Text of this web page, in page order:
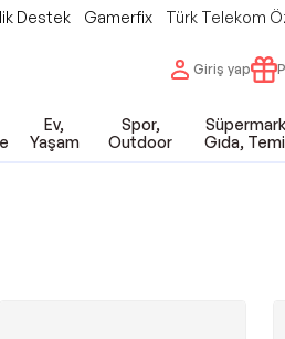
Destek Gamerfix Türk Telekom
Giriş yap
Ev,
Yaşam
Spor,
Outdoor
Gıda,